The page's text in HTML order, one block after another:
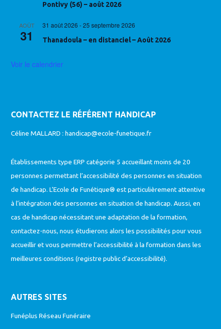
Pontivy (56) – août 2026
AOÛT
31
31 août 2026 -25 septembre 2026
Thanadoula – en distanciel – Août 2026
Voir le calendrier
CONTACTEZ LE RÉFÉRENT HANDICAP
Céline MALLARD :handicap@ecole-funetique.fr
Établissements type ERP catégorie 5 accueillant moins de 20
personnes permettant l’accessibilité des personnes en situation
de handicap. L’Ecole de Funétique® est particulièrement attentive
à l’intégration des personnes en situation de handicap. Aussi, en
cas de handicap nécessitant une adaptation de la formation,
contactez-nous, nous étudierons alors les possibilités pour vous
accueillir et vous permettre l’accessibilité à la formation dans les
meilleures conditions (registre public d’accessibilité).
AUTRES SITES
Funéplus Réseau Funéraire